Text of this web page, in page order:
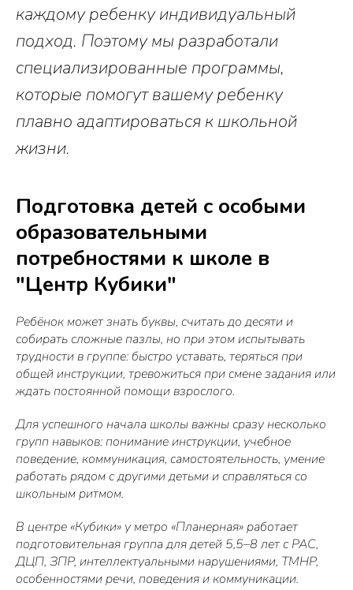
каждому ребенку индивидуальный
подход. Поэтому мы разработали
специализированные программы,
которые помогут вашему ребенку
плавно адаптироваться к школьной
жизни.
Подготовка детей с особыми
образовательными
потребностями к школе в
"Центр Кубики"
Ребёнок может знать буквы, считать до десяти и
собирать сложные пазлы, но при этом испытывать
трудности в группе: быстро уставать, теряться при
общей инструкции, тревожиться при смене задания или
ждать постоянной помощи взрослого.
Для успешного начала школы важны сразу несколько
групп навыков: понимание инструкции, учебное
поведение, коммуникация, самостоятельность, умение
работать рядом с другими детьми и справляться со
школьным ритмом.
В центре «Кубики» у метро «Планерная» работает
подготовительная группа для детей 5,5–8 лет с РАС,
ДЦП, ЗПР, интеллектуальными нарушениями, ТМНР,
особенностями речи, поведения и коммуникации.